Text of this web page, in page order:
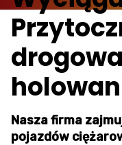
Nasza firma
pojazdów